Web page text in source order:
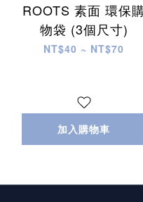
ROOTS 素面 環保
物袋 (3個尺寸)
NT$40 ~ NT$70
加入購物車